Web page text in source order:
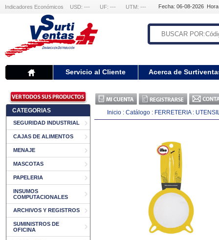
Indicadores Económicos USD: --- UF: --- UTM: --- Fecha: 06-08-2026
Servicio al Cliente Acerca de
CATEGORIAS
SEGURIDAD INDUSTRIAL
CAJAS DE ALIMENTOS
MENAJE
MASCOTAS
PAPELERIA
INSUMOS
COMPUTACIONALES
ARCHIVOS Y REGISTROS
SUMINISTROS DE
OFICINA
Inicio : Catálogo : FERRETERIA: